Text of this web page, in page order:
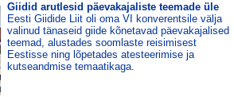
Giidid arutlesid päevakajaliste teemade üle
Eesti Giidide Liit oli oma VI konverentsile välja
valinud tänaseid giide kõnetavad päevakajalised
teemad, alustades soomlaste reisimisest
Eestisse ning lõpetades atesteerimise ja
kutseandmise temaatikaga.